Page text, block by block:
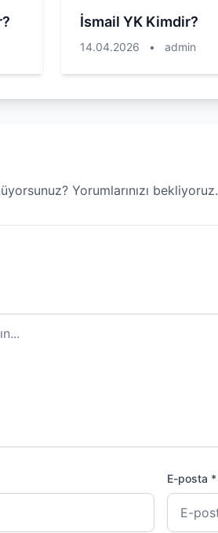
İsmail YK Kimdir?
14.04.2026 • admin
Yorumlarınızı bekliyoruz.
E-posta *